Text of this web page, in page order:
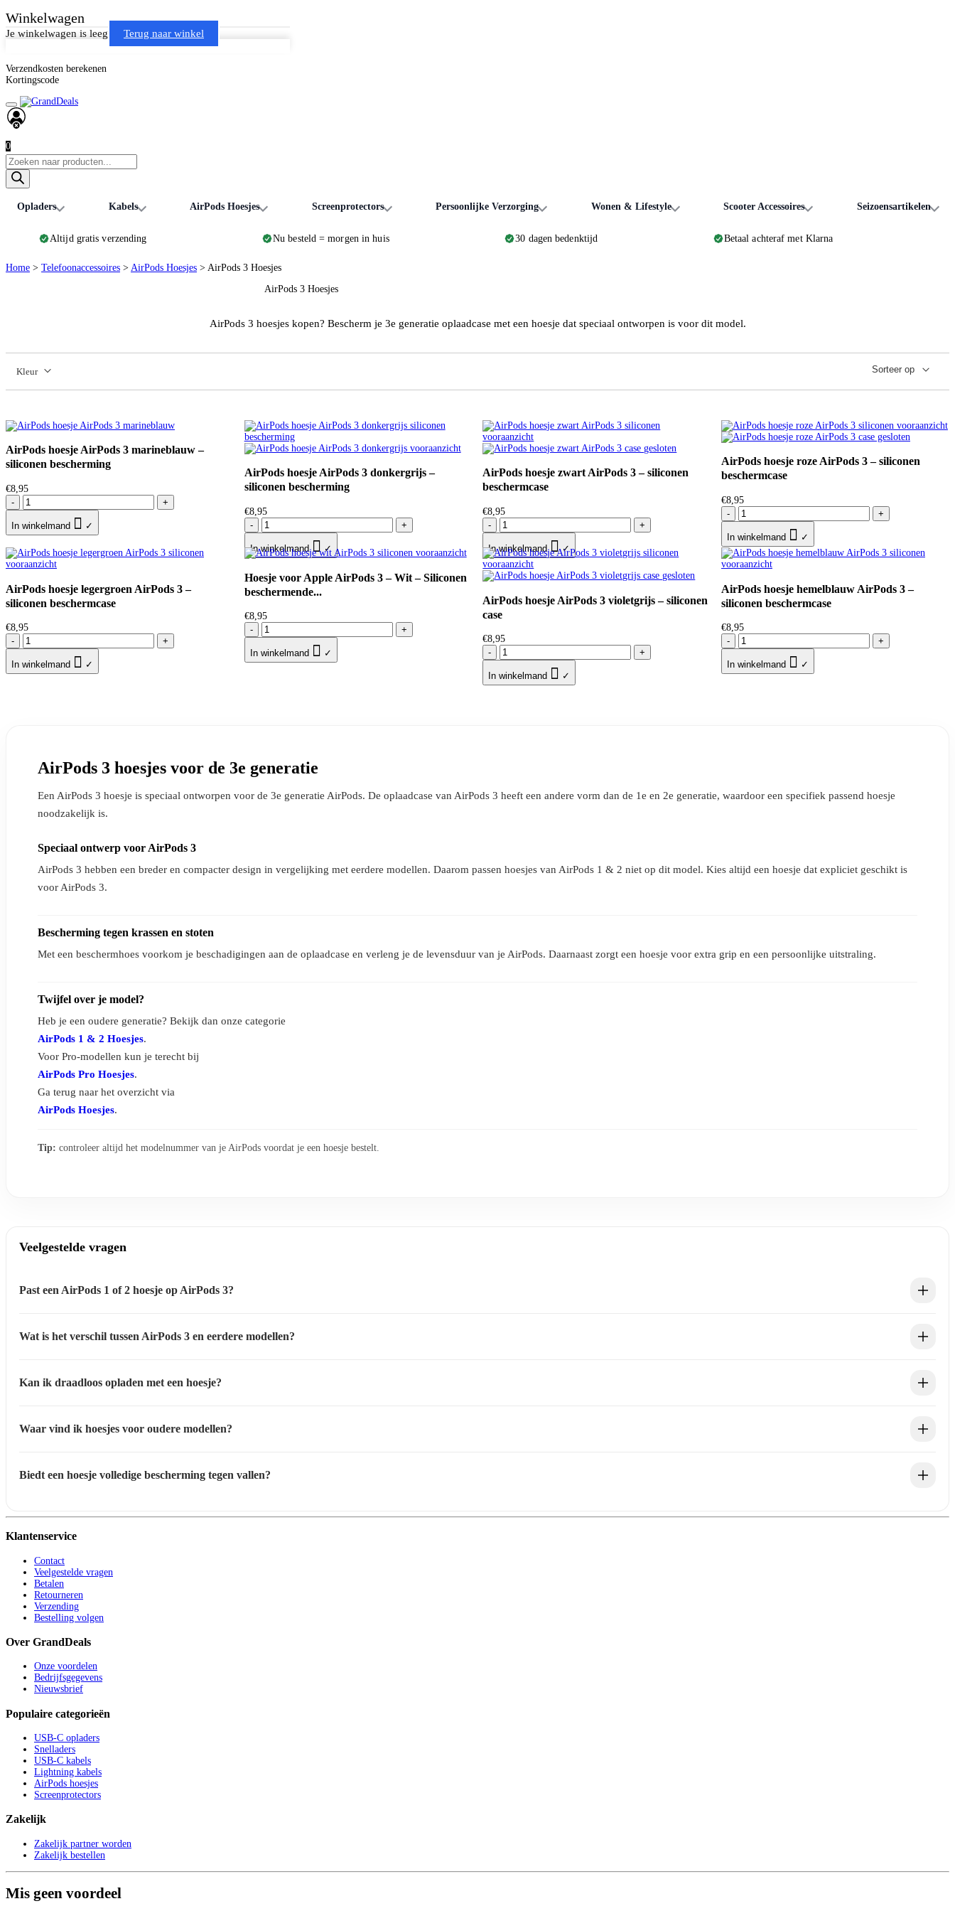
Winkelwagen
Je winkelwagen is leeg Terug naar winkel
Verzendkosten berekenen
Kortingscode
0
Producten
zoeken
Opladers Kabels AirPods Hoesjes Screenprotectors Persoonlijke Verzorging Wonen & Lifestyle Scooter Accessoires Seizoensartikelen
Altijd gratis verzending Nu besteld = morgen in huis 30 dagen bedenktijd Betaal achteraf met Klarna
Home > Telefoonaccessoires > AirPods Hoesjes > AirPods 3 Hoesjes
AirPods 3 Hoesjes
AirPods 3 hoesjes kopen? Bescherm je 3e generatie oplaadcase met een hoesje dat speciaal ontworpen is voor dit model.
Kleur
AirPods hoesje AirPods 3 marineblauw –
siliconen bescherming
€8,95
-
+
In winkelmand  ✓
AirPods hoesje AirPods 3 donkergrijs –
siliconen bescherming
€8,95
-
+
In winkelmand  ✓
AirPods hoesje zwart AirPods 3 – siliconen
beschermcase
€8,95
-
+
In winkelmand  ✓
AirPods hoesje roze AirPods 3 – siliconen
beschermcase
€8,95
-
+
In winkelmand  ✓
AirPods hoesje legergroen AirPods 3 –
siliconen beschermcase
€8,95
-
+
In winkelmand  ✓
Hoesje voor Apple AirPods 3 – Wit – Siliconen
beschermende...
€8,95
-
+
In winkelmand  ✓
AirPods hoesje AirPods 3 violetgrijs – siliconen
case
€8,95
-
+
In winkelmand  ✓
AirPods hoesje hemelblauw AirPods 3 –
siliconen beschermcase
€8,95
-
+
In winkelmand  ✓
AirPods 3 hoesjes voor de 3e generatie
Een AirPods 3 hoesje is speciaal ontworpen voor de 3e generatie AirPods. De oplaadcase van AirPods 3 heeft een andere vorm dan de 1e en 2e generatie, waardoor een specifiek passend hoesje
noodzakelijk is.
Speciaal ontwerp voor AirPods 3
AirPods 3 hebben een breder en compacter design in vergelijking met eerdere modellen. Daarom passen hoesjes van AirPods 1 & 2 niet op dit model. Kies altijd een hoesje dat expliciet geschikt is
voor AirPods 3.
Bescherming tegen krassen en stoten
Met een beschermhoes voorkom je beschadigingen aan de oplaadcase en verleng je de levensduur van je AirPods. Daarnaast zorgt een hoesje voor extra grip en een persoonlijke uitstraling.
Twijfel over je model?
Heb je een oudere generatie? Bekijk dan onze categorie
AirPods 1 & 2 Hoesjes.
Voor Pro-modellen kun je terecht bij
AirPods Pro Hoesjes.
Ga terug naar het overzicht via
AirPods Hoesjes.
Tip: controleer altijd het modelnummer van je AirPods voordat je een hoesje bestelt.
Veelgestelde vragen
Past een AirPods 1 of 2 hoesje op AirPods 3?
Wat is het verschil tussen AirPods 3 en eerdere modellen?
Kan ik draadloos opladen met een hoesje?
Waar vind ik hoesjes voor oudere modellen?
Biedt een hoesje volledige bescherming tegen vallen?
Klantenservice
Contact
Veelgestelde vragen
Betalen
Retourneren
Verzending
Bestelling volgen
Over GrandDeals
Onze voordelen
Bedrijfsgegevens
Nieuwsbrief
Populaire categorieën
USB-C opladers
Snelladers
USB-C kabels
Lightning kabels
AirPods hoesjes
Screenprotectors
Zakelijk
Zakelijk partner worden
Zakelijk bestellen
Mis geen voordeel